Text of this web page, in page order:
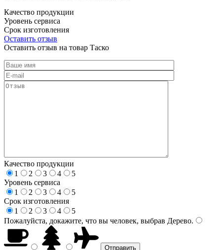
Качество продукции
Уровень сервиса
Срок изготовления
Оставить отзыв
Оставить отзыв на товар Таско
Качество продукции
1
2 3 4
5
Уровень сервиса
1
2 3 4
5
Срок изготовления
1
2 3 4
5
Пожалуйста, докажите, что вы человек, выбрав Дерево.